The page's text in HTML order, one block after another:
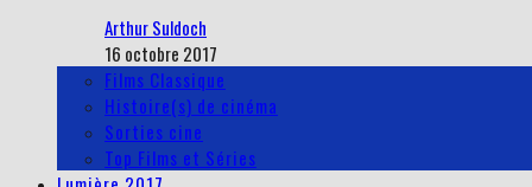
Arthur Suldoch
16 octobre 2017
Films Classique
Histoire(s) de cinéma
Sorties cine
Top Films et Séries